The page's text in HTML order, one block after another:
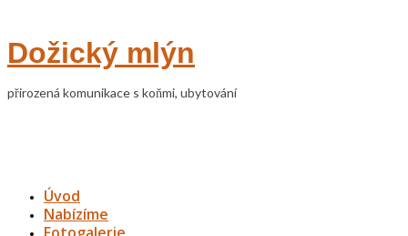
Dožický mlýn
přirozená komunikace s koňmi, ubytování
Úvod
Nabízíme